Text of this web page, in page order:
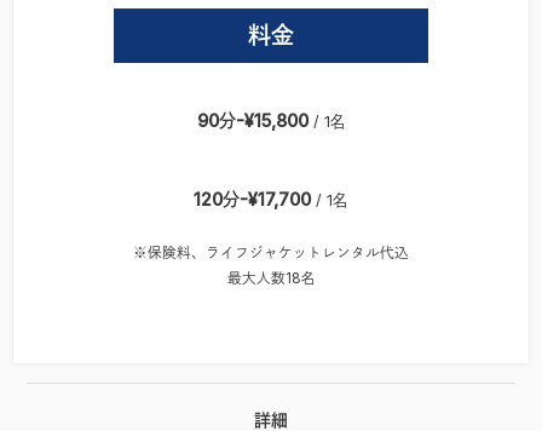
料金
90分-¥15,800/ 1名
120分-¥17,700/ 1名
※保険料、ライフジャケットレンタル代込
最大人数18名
詳細